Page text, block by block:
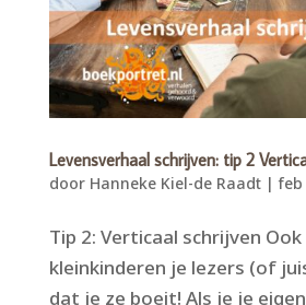
Levensverhaal schrijven: tip 2
door Hanneke Kiel-de Raadt|feb
Tip 2: Verticaal schrijven
kleinkinderen je lezers (of
dat je ze boeit! Als je je